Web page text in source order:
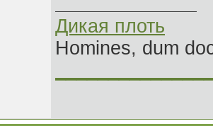
Дикая плоть
Homines, dum